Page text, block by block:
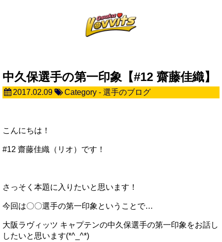
中久保選手の第一印象【#12 齋藤佳織】
2017.02.09 Category - 選手のブログ
こんにちは！
#12 齋藤佳織（リオ）です！
さっそく本題に入りたいと思います！
今回は〇〇選手の第一印象ということで…
大阪ラヴィッツ キャプテンの中久保選手の第一印象をお話し
したいと思います(*^_^*)